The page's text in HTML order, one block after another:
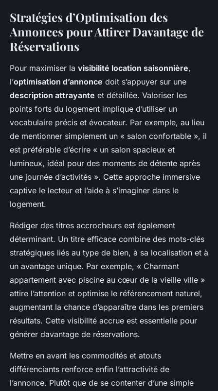
Stratégies d’Optimisation des
Annonces pour Attirer Davantage de
Réservations
Pour maximiser la visibilité location saisonnière,
l’optimisation d’annonce doit s’appuyer sur une
description attrayante et détaillée. Valoriser les
points forts du logement implique d’utiliser un
vocabulaire précis et évocateur. Par exemple, au lieu
de mentionner simplement un « salon confortable », il
est préférable d’écrire « un salon spacieux et
lumineux, idéal pour des moments de détente après
une journée d’activités ». Cette approche immersive
captive le lecteur et l’aide à s’imaginer dans le
logement.
Rédiger des titres accrocheurs est également
déterminant. Un titre efficace combine des mots-clés
stratégiques liés au type de bien, à sa localisation et à
un avantage unique. Par exemple, « Charmant
appartement avec piscine au cœur de la vieille ville »
attire l’attention et optimise le référencement naturel,
augmentant la chance d’apparaître dans les premiers
résultats. Cette visibilité accrue est essentielle pour
générer davantage de réservations.
Mettre en avant les commodités et atouts
différenciants renforce enfin l’attractivité de
l’annonce. Plutôt que de se contenter d’une simple